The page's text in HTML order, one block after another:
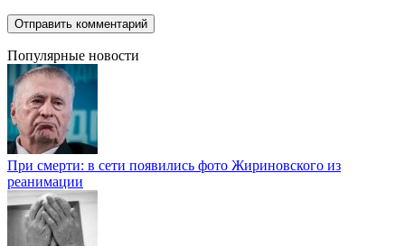
Популярные новости
При смерти: в сети появились фото Жириновского из
реанимации